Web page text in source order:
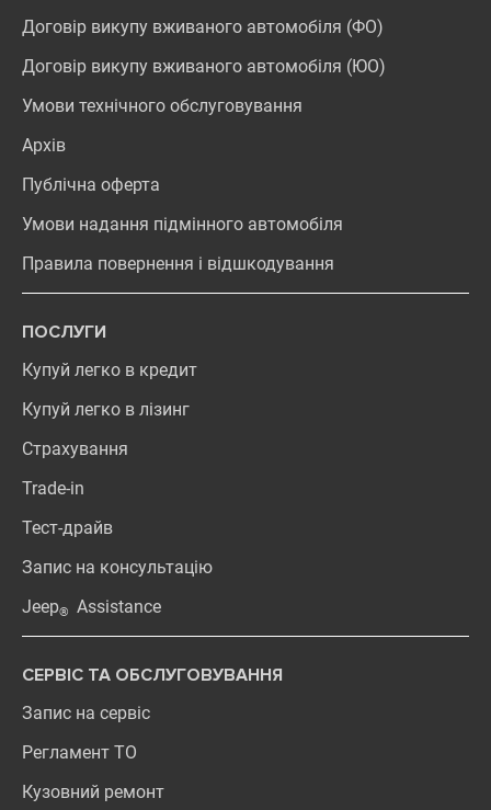
Договір викупу вживаного автомобіля (ФО)
Договір викупу вживаного автомобіля (ЮО)
Умови технічного обслуговування
Архів
Публічна оферта
Умови надання підмінного автомобіля
Правила повернення і відшкодування
ПОСЛУГИ
Купуй легко в кредит
Купуй легко в лізинг
Страхування
Trade-in
Тест-драйв
Запис на консультацію
Jeep® Assistance
СЕРВІС ТА ОБСЛУГОВУВАННЯ
Запис на сервіс
Регламент ТО
Кузовний ремонт